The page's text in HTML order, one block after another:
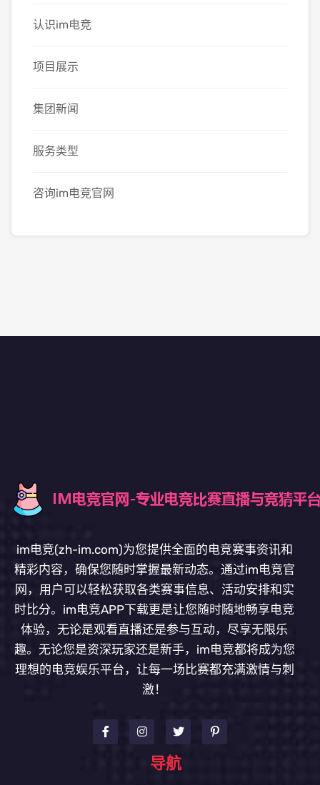
认识im电竞
项目展示
集团新闻
服务类型
咨询im电竞官网
im电竞(zh-im.com)为您提供全面的电竞赛事资讯和
精彩内容，确保您随时掌握最新动态。通过im电竞官
网，用户可以轻松获取各类赛事信息、活动安排和实
时比分。im电竞APP下载更是让您随时随地畅享电竞
体验，无论是观看直播还是参与互动，尽享无限乐
趣。无论您是资深玩家还是新手，im电竞都将成为您
理想的电竞娱乐平台，让每一场比赛都充满激情与刺
激！
导航